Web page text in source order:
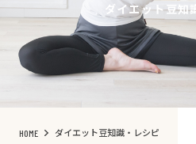
ダイエット豆知
HOME ダイエット豆知識・レシピ